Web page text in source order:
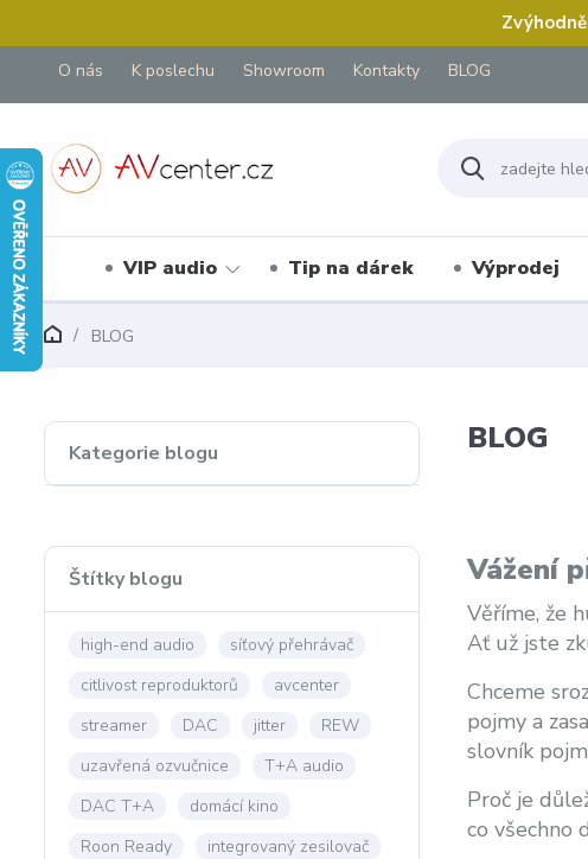
O nás K poslechu Showroom Kontakty BLOG
VIP audio Tip na dárek Výprodej
BLOG
Kategorie blogu
Štítky blogu
high-end audio
síťový přehrávač
citlivost reproduktorů
avcenter
streamer
DAC jitter
REW
uzavřená ozvučnice
T+A audio
DAC T+A
domácí kino
Roon Ready
integrovaný zesilovač
BLOG
Vážení
Věříme, že
Ať už jste
Chceme
pojmy a
slovník
Proč je
co všechno